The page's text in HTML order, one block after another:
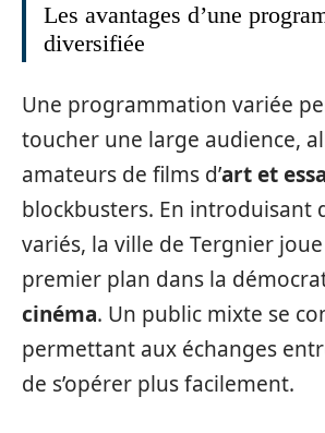
Les avantages d’une
diversifiée
Une programmation variée
toucher une large audience,
amateurs de films d’art et
blockbusters. En introduisant
variés, la ville de Tergnier
premier plan dans la
cinéma. Un public mixte se
permettant aux échanges
de s’opérer plus facilement.